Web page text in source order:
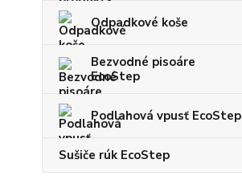
Odpadkové koše
Bezvodné pisoáre
EcoStep
Podlahová vpusť EcoStep
Sušiče rúk EcoStep